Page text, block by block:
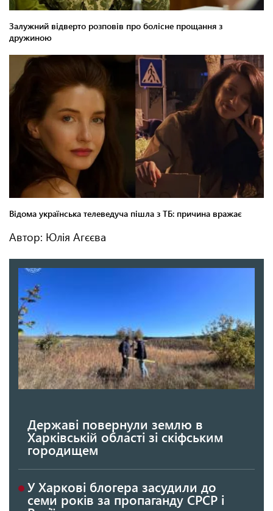
Автор: Юлія Агєєва
Державі повернули землю в
Харківській області зі скіфським
городищем
У Харкові блогера засудили до
семи років за пропаганду СРСР і